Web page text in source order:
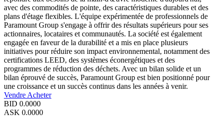
avec des commodités de pointe, des caractéristiques durables et des
plans d'étage flexibles. L'équipe expérimentée de professionnels de
Paramount Group s'engage à offrir des résultats supérieurs pour ses
actionnaires, locataires et communautés. La société est également
engagée en faveur de la durabilité et a mis en place plusieurs
initiatives pour réduire son impact environnemental, notamment des
certifications LEED, des systèmes éconergétiques et des
programmes de réduction des déchets. Avec un bilan solide et un
bilan éprouvé de succès, Paramount Group est bien positionné pour
une croissance et un succès continus dans les années à venir.
Vendre Acheter
BID 0.0000
ASK 0.0000